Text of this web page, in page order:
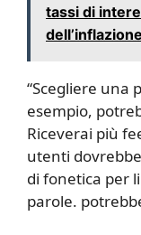
tassi di
dell’inflazione
“Scegliere una
esempio,
Riceverai più
utenti
di fonetica per
parole.